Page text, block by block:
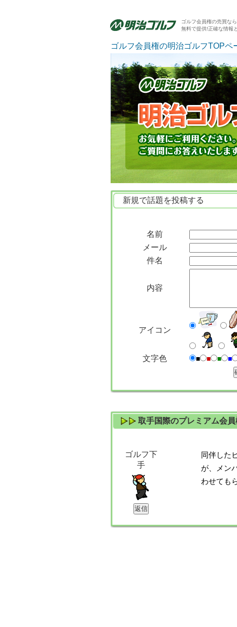
ゴルフ会員権の売買な
無料で提供!正確な情報
ゴルフ会員権の明治ゴルフTOPペ
新規で話題を投稿する
名前
メール
件名
内容
アイコン
文字色 ■ ■ ■ ■
取手国際のプレミアム会
ゴルフ下
手
同伴した
が、メン
わせても